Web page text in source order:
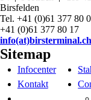
Birsfelden
Tel. +41 (0)61 377 80
+41 (0)61 377 80 17
info(at)birsterminal.ch
Sitemap
Infocenter
Kontakt